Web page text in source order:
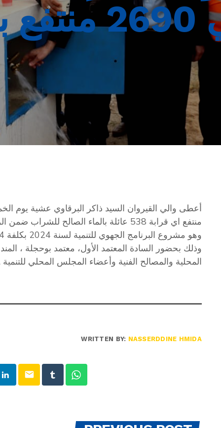
حوالي
منتفع اي قرابة 538 عائلة بالماء الصالح
وهو مشروع البرنامج الجهوي للتنمية لسنة 2024 بكلفة 1.04 م د
وذلك بحضور السادة المعتمد الأول، معتمد بوحجلة ،
المحلية والمصالح الفنية وأعضاء المجلس المحلي للتنمية
WRITTEN BY: NASSERDDINE HMIDA
email